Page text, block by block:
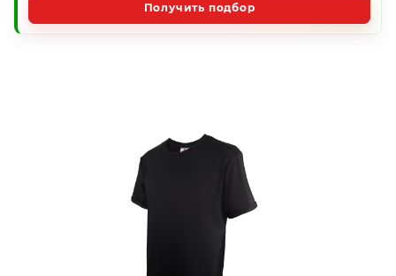
Получить подбор